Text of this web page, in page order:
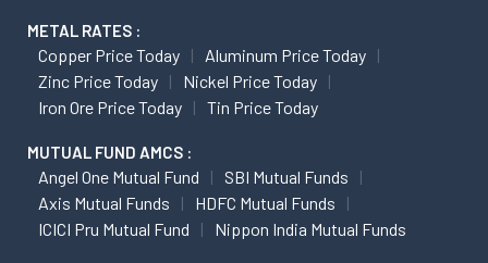
METAL RATES :
Copper Price Today
Aluminum Price Today
Zinc Price Today
Nickel Price Today
Iron Ore Price Today
Tin Price Today
MUTUAL FUND AMCS :
Angel One Mutual Fund
SBI Mutual Funds
Axis Mutual Funds
HDFC Mutual Funds
ICICI Pru Mutual Fund
Nippon India Mutual Funds